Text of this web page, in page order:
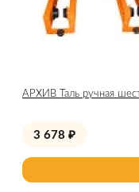
АРХИВ Таль ручная
3 678 ₽